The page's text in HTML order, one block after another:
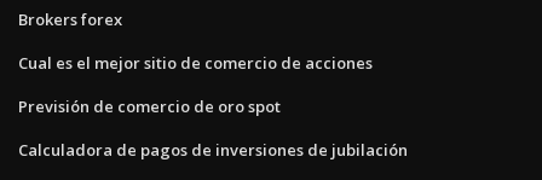
Brokers forex
Cual es el mejor sitio de comercio de acciones
Previsión de comercio de oro spot
Calculadora de pagos de inversiones de jubilación